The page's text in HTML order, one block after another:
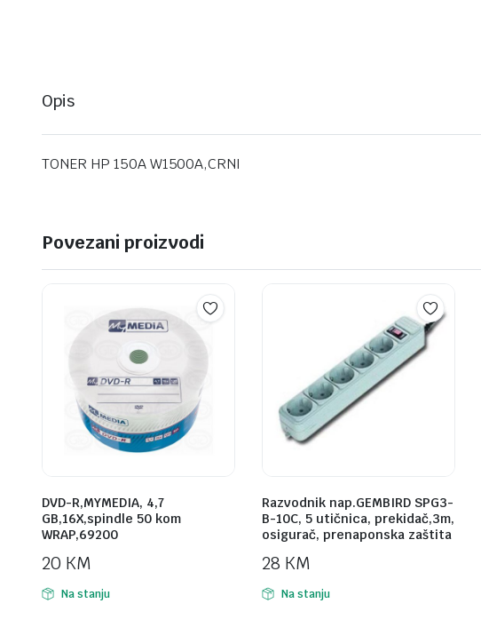
Opis
TONER HP 150A W1500A,CRNI
Povezani proizvodi
DVD-R,MYMEDIA, 4,7
GB,16X,spindle 50 kom
WRAP,69200
20 KM
Na stanju
Razvodnik nap.GEMBIRD SPG3-
B-10C, 5 utičnica, prekidač,3m,
osigurač, prenaponska zaštita
28 KM
Na stanju